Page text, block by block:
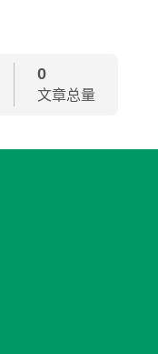
0
文章总量